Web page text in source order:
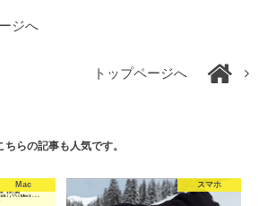
ジへ
トップページへ
ちらの記事も人気です。
Mac スマホ